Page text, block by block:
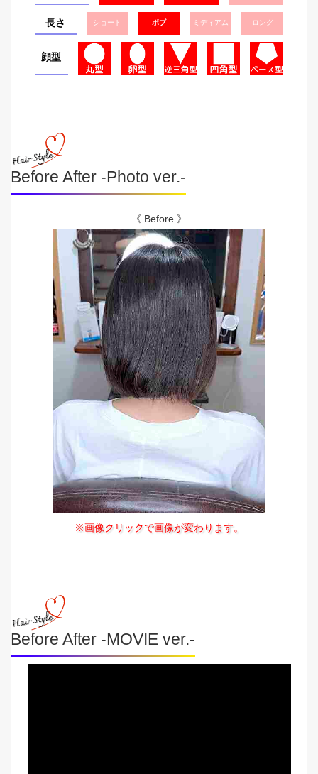
長さ ショート ボブ ミディアム ロング
顔型
Before After -Photo ver.-
《 Before 》
※画像クリックで画像が変わります。
Before After -MOVIE ver.-